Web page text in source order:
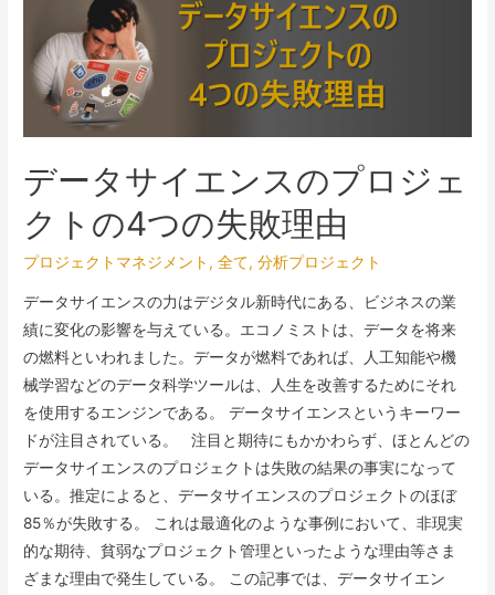
データサイエンスのプロジェ
クトの4つの失敗理由
プロジェクトマネジメント ,全て,分析プロジェクト
データサイエンスの力はデジタル新時代にある、ビジネスの業
績に変化の影響を与えている。エコノミストは、データを将来
の燃料といわれました。データが燃料であれば、人工知能や機
械学習などのデータ科学ツールは、人生を改善するためにそれ
を使用するエンジンである。 データサイエンスというキーワー
ドが注目されている。 注目と期待にもかかわらず、ほとんどの
データサイエンスのプロジェクトは失敗の結果の事実になって
いる。推定によると、データサイエンスのプロジェクトのほぼ
85％が失敗する。 これは最適化のような事例において、非現実
的な期待、貧弱なプロジェクト管理といったような理由等さま
ざまな理由で発生している。 この記事では、データサイエン